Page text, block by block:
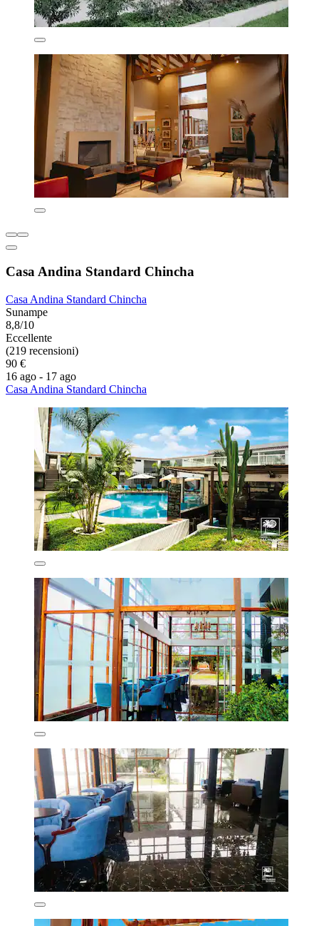
Casa Andina Standard Chincha
Casa Andina Standard Chincha
Sunampe
8,8/10
Eccellente
(219 recensioni)
90 €
16 ago - 17 ago
Casa Andina Standard Chincha